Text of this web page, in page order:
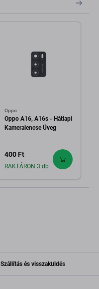
Oppo
Oppo A16, A16s - Hátlapi
Kameralencse Üveg
400 Ft
RAKTÁRON 3 db
Szállítás és visszaküldés